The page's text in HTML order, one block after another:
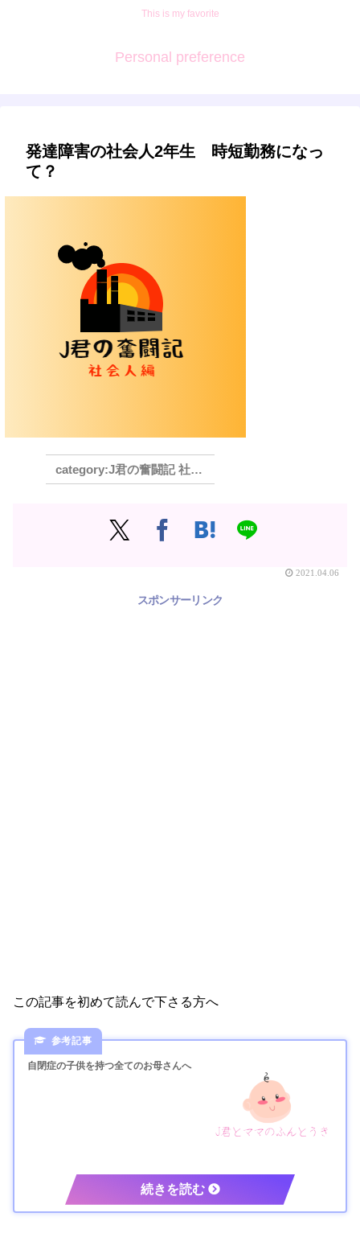
This is my favorite
Personal preference
発達障害の社会人2年生 時短勤務になっ
て？
J君の奮闘記 社会人編
2021.04.06
スポンサーリンク
この記事を初めて読んで下さる方へ
自閉症の子供を持つ全てのお母さんへ